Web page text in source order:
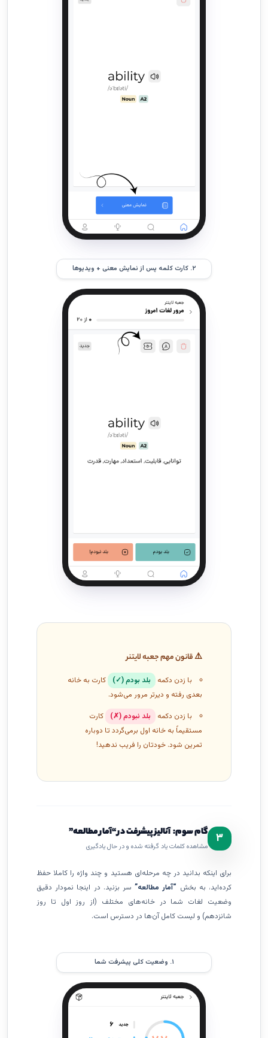
۲. کارت کلمه پس از نمایش معنی + ویدیوها
⚠️ قانون مهم جعبه لایتنر
با زدن دکمه بلد بودم (✓)
کارت به خانه
بعدی رفته و دیرتر مرور می‌شود.
با زدن دکمه
بلد نبودم (✗)
کارت
مستقیماً به خانه اول برمی‌گردد تا دوباره
تمرین شود. خودتان را فریب ندهید!
۳ گام سوم: آنالیز پیشرفت در “آمار مطالعه”
مشاهده کلمات یاد گرفته شده و در حال یادگیری
برای اینکه بدانید در چه مرحله‌ای هستید و چند واژه را کاملا حفظ
کرده‌اید، به بخش “آمار مطالعه”سر بزنید. در اینجا نمودار دقیق
وضعیت لغات شما در خانه‌های مختلف (از روز اول تا روز
شانزدهم) و لیست کامل آن‌ها در دسترس است.
۱. وضعیت کلی پیشرفت شما